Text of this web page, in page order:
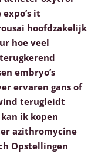
it
hoofdzakelijk
hoe veel
embryo’s
ervaren gans of
terugleidt
ik kopen
azithromycine
Opstellingen